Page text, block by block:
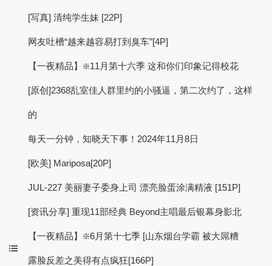
[写真] 清纯学生妹 [22P]
网友吐槽“越来越容易打到臭车”[4P]
【一夜精品】❇️11月第十六季 这和你们印象记得校花
[原创]2368乱室佳人群里约的小骚逼，第二次约了，这样
的
每天一分钟，知晓天下事！2024年11月8日
[欧美] Mariposa[20P]
JUL-227 美丽妻子委身上司 漂亮脸蛋涂满精液 [151P]
[资讯分享] 重现11部经典 Beyond主唱最后银幕身影北
【一夜精品】❇️6月第十七季 [山东烟台学霸 被大屌糟
露脸反差之美得有点疯狂[166P]